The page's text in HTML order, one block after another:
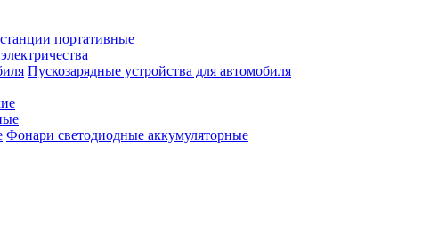
портативные
Пускозарядные устройства для автомобиля
Фонари светодиодные аккумуляторные